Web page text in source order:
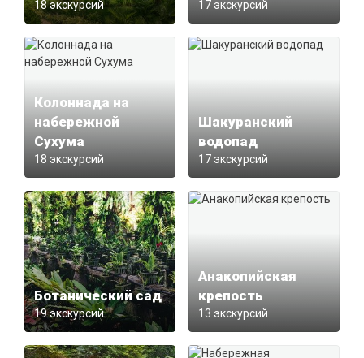
18 экскурсий 17 экскурсий
Колоннада на
набережной
Сухума
18 экскурсий
Шакуранский
водопад
17 экскурсий
Ботанический сад
19 экскурсий
Анакопийская
крепость
13 экскурсий